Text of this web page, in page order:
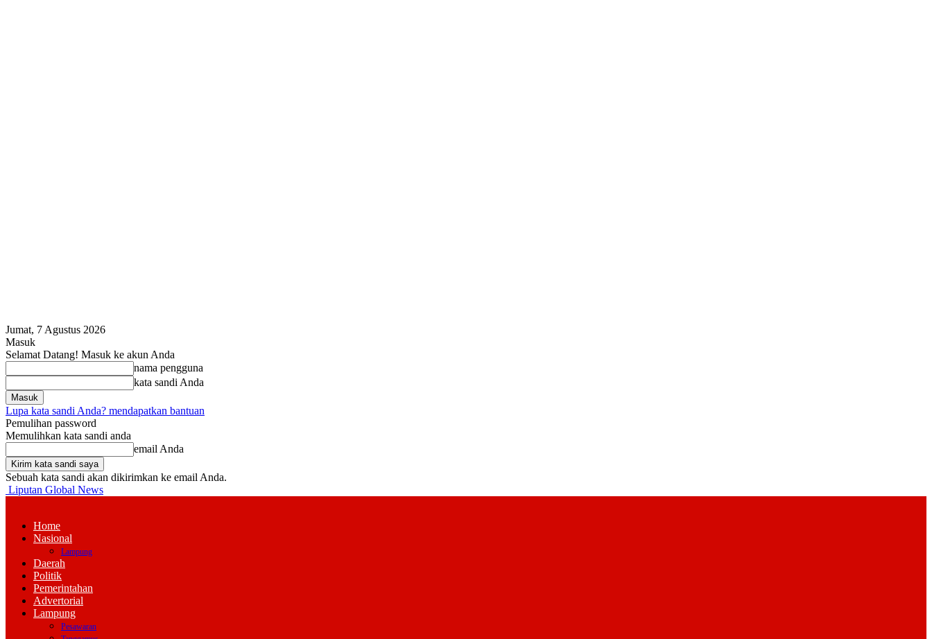
Jumat, 7 Agustus 2026
Masuk
Selamat Datang! Masuk ke akun Anda
nama pengguna
kata sandi Anda
Lupa kata sandi Anda? mendapatkan bantuan
Pemulihan password
Memulihkan kata sandi anda
email Anda
Sebuah kata sandi akan dikirimkan ke email Anda.
Liputan Global News
Home
Nasional
Lampung
Daerah
Politik
Pemerintahan
Advertorial
Lampung
Pesawaran